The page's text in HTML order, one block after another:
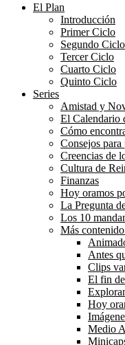
El Plan
Introducción
Primer Ciclo
Segundo Ciclo
Tercer Ciclo
Cuarto Ciclo
Quinto Ciclo
Series
Amistad y
El Calendario
Cómo
Consejos para
Creencias de
Cultura de
Finanzas
Hoy oramos
La Pregunta
Los 10
Más
Antes
Clips
El fin
Hoy
Medio